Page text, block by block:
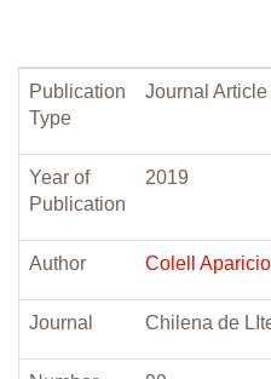
Publication
Type
Journal Article
Year of
Publication
2019
Author Colell
Journal Chilena de